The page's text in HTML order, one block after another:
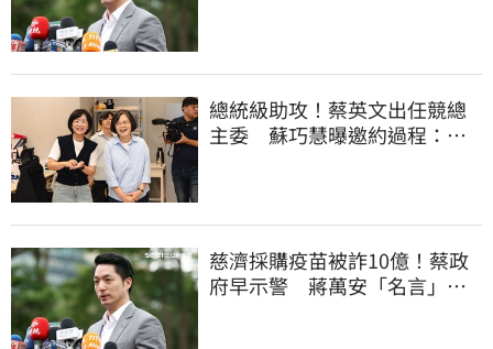
總統級助攻！蔡英文出任競總
主委 蘇巧慧曝邀約過程：她
慈濟採購疫苗被詐10億！蔡政
府早示警 蔣萬安「名言」翻